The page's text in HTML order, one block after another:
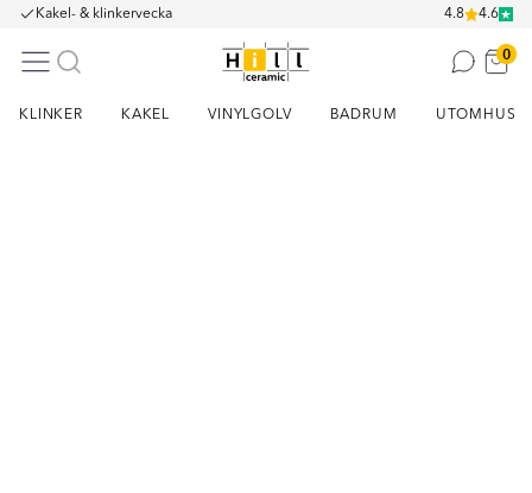
Kakel- & klinkervecka 4.8 4.6
0
KLINKER KAKEL VINYLGOLV BADRUM UTOMHUS